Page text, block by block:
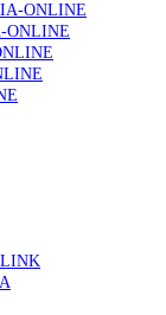
de rastreio do
e representam um
os sistemas de
para primeira
inibidores PD-(L)1
ONLINE
ONLINE
LINK